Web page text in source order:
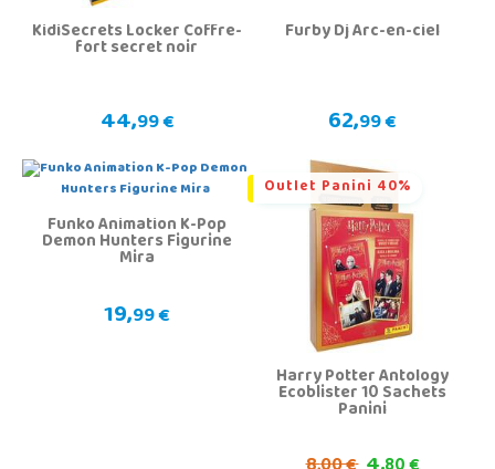
KidiSecrets Locker Coffre-
fort secret noir
44,99 €
Furby Dj Arc-en-ciel
62,99 €
Funko Animation K-Pop
Demon Hunters Figurine
Mira
19,99 €
Outlet Panini 40%
Harry Potter Antology
Ecoblister 10 Sachets
Panini